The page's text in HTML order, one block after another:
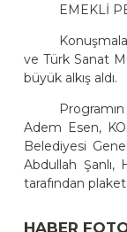
EMEKLİ
ve Türk Sanat
büyük alkış aldı.
Adem Esen,
Belediyesi
Abdullah
tarafından
HABER